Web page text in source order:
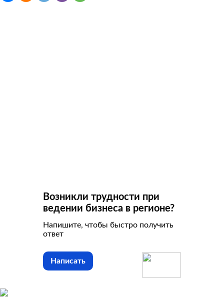
Возникли трудности при
ведении бизнеса в регионе?
Напишите, чтобы быстро получить
ответ
Написать